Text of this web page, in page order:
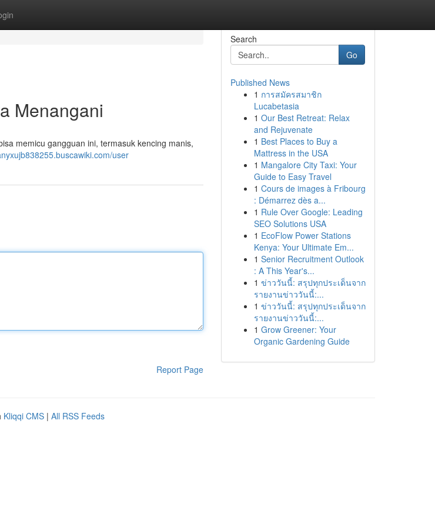
Menangani
memicu gangguan ini, termasuk kencing manis,
user
Report Page
Search
Go
Published News
1 การสมัครสมาชิก
Lucabetasia
1 Our Best Retreat: Relax
and Rejuvenate
1 Best Places to Buy a
Mattress in the USA
1 Mangalore City Taxi: Your
Guide to Easy Travel
1 Cours de images à Fribourg
: Démarrez dès a...
1 Rule Over Google: Leading
SEO Solutions USA
1 EcoFlow Power Stations
Kenya: Your Ultimate Em...
1 Senior Recruitment Outlook
: A This Year's...
1 ข่าววันนี้: สรุปทุกประเด็นจาก
รายงานข่าววันนี้:...
1 ข่าววันนี้: สรุปทุกประเด็นจาก
รายงานข่าววันนี้:...
1 Grow Greener: Your
Organic Gardening Guide
Kliqqi CMS | All RSS Feeds